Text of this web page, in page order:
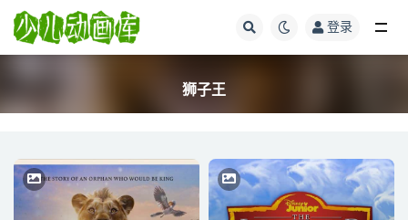
登录
狮子王